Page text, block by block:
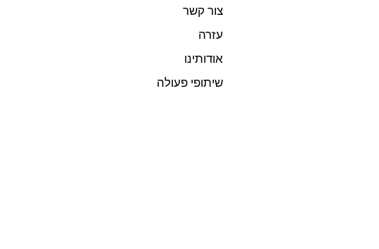
צור קשר
עזרה
אודותינו
שיתופי פעולה